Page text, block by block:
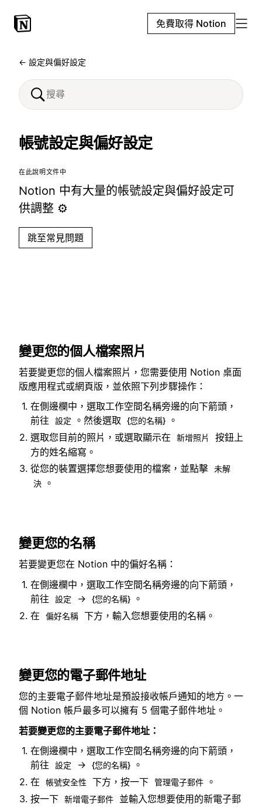
免費取得 Notion
← 設定與偏好設定
帳號設定與偏好設定
在此說明文件中
Notion 中有大量的帳號設定與偏好設定可
供調整 ⚙️
跳至常見問題
變更您的個人檔案照片
若要變更您的個人檔案照片，您需要使用 Notion 桌面
版應用程式或網頁版，並依照下列步驟操作：
在側邊欄中，選取工作空間名稱旁邊的向下箭頭，
前往
設定 。然後選取 {您的名稱} 。
選取您目前的照片，或選取顯示在
新增照片
按鈕上
方的姓名縮寫。
從您的裝置選擇您想要使用的檔案，並點擊 未解
決 。
變更您的名稱
若要變更您在 Notion 中的偏好名稱：
在側邊欄中，選取工作空間名稱旁邊的向下箭頭，
前往
設定 → {您的名稱} 。
在
偏好名稱 下方，輸入您想要使用的名稱。
變更您的電子郵件地址
您的主要電子郵件地址是預設接收帳戶通知的地方。一
個 Notion 帳戶最多可以擁有 5 個電子郵件地址。
若要變更您的主要電子郵件地址：
在側邊欄中，選取工作空間名稱旁邊的向下箭頭，
前往
設定 → {您的名稱} 。
在
帳號安全性 下方，按一下 管理電子郵件 。
按一下 新增電子郵件
並輸入您想要使用的新電子郵